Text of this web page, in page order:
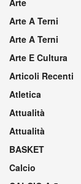
Arte A Terni
Arte A Terni
Arte E Cultura
Articoli Recenti
Atletica
Attualità
Attualità
BASKET
Calcio